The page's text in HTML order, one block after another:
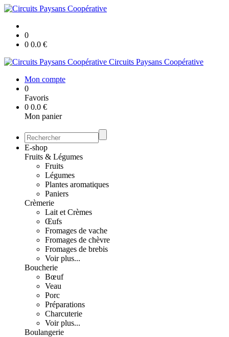
0
0 0.0 €
Circuits Paysans Coopérative
Mon compte
0
Favoris
0 0.0 €
Mon panier
E-shop
Fruits & Légumes
Fruits
Légumes
Plantes aromatiques
Paniers
Crèmerie
Lait et Crèmes
Œufs
Fromages de vache
Fromages de chèvre
Fromages de brebis
Voir plus...
Boucherie
Bœuf
Veau
Porc
Préparations
Charcuterie
Voir plus...
Boulangerie